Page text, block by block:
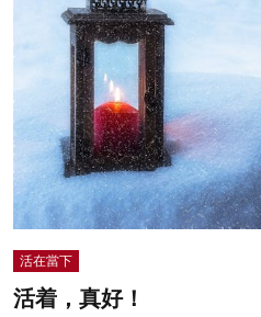
活在當下
活着，真好！